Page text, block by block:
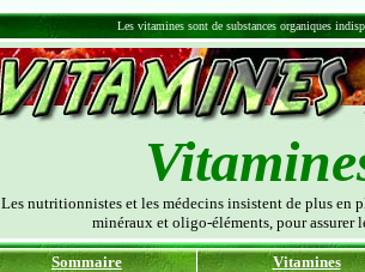
Les vitamines sont de substances organiques
Les nutritionnistes et les médecins insistent de plus en
minéraux et oligo-éléments, pour
Sommaire Vitamines